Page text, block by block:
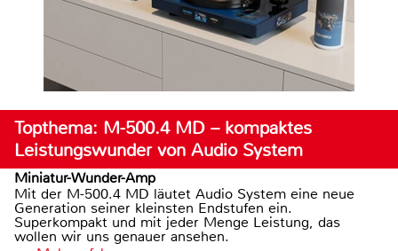
Topthema: M-500.4 MD – kompaktes
Leistungswunder von Audio System
Miniatur-Wunder-Amp
Mit der M-500.4 MD läutet Audio System eine neue
Generation seiner kleinsten Endstufen ein.
Superkompakt und mit jeder Menge Leistung, das
wollen wir uns genauer ansehen.